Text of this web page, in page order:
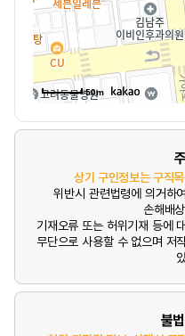
50m
상기 구인정보는 구직
위반시 관련법령에 의거하
손해배
기재오류 또는 허위기재 등에
무단으로 사용할 수 없으며 저
불